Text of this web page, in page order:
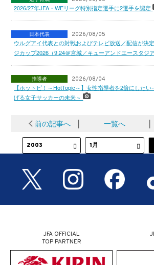
2026/27年JFA・WEリーグ特別指定選手に2選手を認定
日本代表 2026/08/05
ウルグアイ代表との対戦およびテレビ放送／配信が決
ジカップ2026（9.24＠宮城／キューアンドエースタジ
指導者 2026/08/04
【ホットピ！～HotTopic～】女性指導者を2倍にした
げる女子サッカーの未来～
前の記事へ │ 一覧へ │
JFA OFFICIAL
TOP PARTNER